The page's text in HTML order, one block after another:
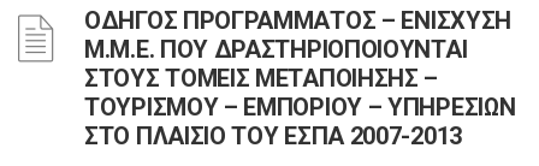
ΟΔΗΓΟΣ ΠΡΟΓΡΑΜΜΑΤΟΣ – ΕΝΙΣΧΥΣΗ
Μ.Μ.Ε. ΠΟΥ ΔΡΑΣΤΗΡΙΟΠΟΙΟΥΝΤΑΙ
ΣΤΟΥΣ ΤΟΜΕΙΣ ΜΕΤΑΠΟΙΗΣΗΣ –
ΤΟΥΡΙΣΜΟΥ – ΕΜΠΟΡΙΟΥ – ΥΠΗΡΕΣΙΩΝ
ΣΤΟ ΠΛΑΙΣΙΟ ΤΟΥ ΕΣΠΑ 2007-2013